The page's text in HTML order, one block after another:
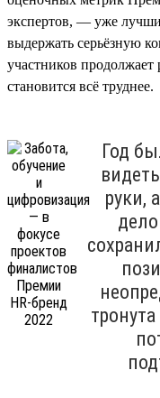
экспертов, — уже
выдержать серьёзную
участников
становится всё труднее.
Год
руки,